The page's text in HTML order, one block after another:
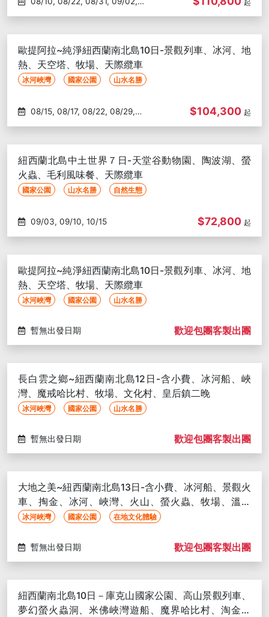
09/09, 09/12, 09/18, 09/26,
12/02, 12/11, 12/14, 12/26, 12/31,
01/06, 01/15, 01/20, 01/28, 02/15,
02/25, 03/03, 03/12, 03/17,
03/22
起
歐提阿拉~純淨紐西蘭南北島10日-景觀列車、冰河、地
熱、天空塔、牧場、天際纜車
冰河峽灣 國家公園 山水名勝
08/31, 09/02, 09/11, 09/23, 10/17,
01/09, 01/21, 02/20, 02/24,
03/06, 03/27
$104,300 起
紐西蘭北島中土世界７日-天堂谷動物園、陶波湖、螢
火蟲、毛利風味餐、天際纜車
國家公園 山水名勝 自然生態
09/03, 09/10, 10/15 $72,800 起
歐提阿拉~純淨紐西蘭南北島10日-景觀列車、冰河、地
熱、天空塔、牧場、天際纜車
冰河峽灣 國家公園 山水名勝
暫無出發日期 歡迎包團客製出團
長白雲之鄉~紐西蘭南北島12日-含小費、冰河船、峽
灣、魔戒哈比村、牧場、文化村、皇后鎮二晚
冰河峽灣 國家公園 山水名勝
暫無出發日期 歡迎包團客製出團
大地之美~紐西蘭南北島13日-含小費、冰河船、景觀火
車、掏金、冰河、峽灣、火山、螢火蟲、牧場、溫泉
浴、皇后鎮兩晚
冰河峽灣 國家公園 在地文化體驗
暫無出發日期 歡迎包團客製出團
紐西蘭南北島10日－庫克山國家公園、高山景觀列車、
夢幻螢火蟲洞、米佛峽灣遊船、魔界哈比村、淘金之